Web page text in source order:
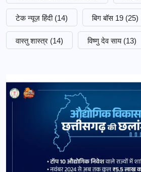
टेक न्यूज़ हिंदी (14) बिग बॉस 19 (25)
वास्तु शास्त्र (14) विष्णु देव साय (13)